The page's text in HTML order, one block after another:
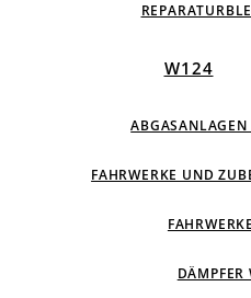
W124
FAHRWERKE UND
DÄMPFER